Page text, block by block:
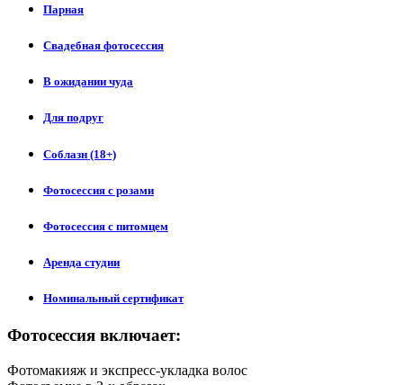
Парная
Свадебная фотосессия
В ожидании чуда
Для подруг
Соблазн (18+)
Фотосессия с розами
Фотосессия с питомцем
Аренда студии
Номинальный сертификат
Фотосессия включает:
Фотомакияж и экспресс-укладка волос